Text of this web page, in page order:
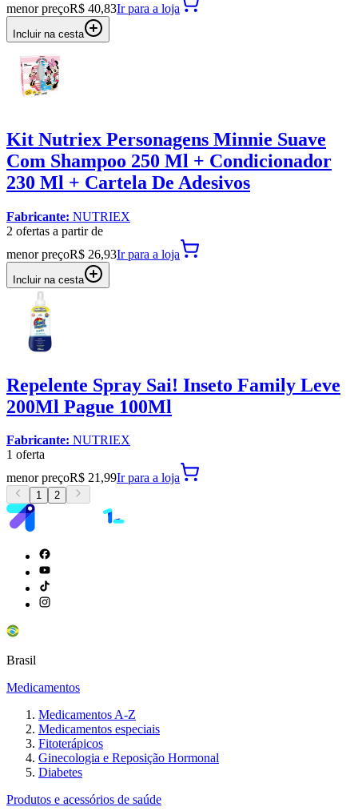
menor preçoR$ 40,83Ir para a loja
Incluir na cesta
Kit Nutriex Personagens Minnie Suave
Com Shampoo 250 Ml + Condicionador
230 Ml + Cartela De Adesivos
Fabricante: NUTRIEX
2 ofertas a partir de
menor preçoR$ 26,93Ir para a loja
Incluir na cesta
Repelente Spray Sai! Inseto Family Leve
200Ml Pague 100Ml
Fabricante: NUTRIEX
1 oferta
menor preçoR$ 21,99Ir para a loja
1 2
Brasil
Medicamentos
Medicamentos A-Z
Medicamentos especiais
Fitoterápicos
Ginecologia e Reposição Hormonal
Diabetes
Produtos e acessórios de saúde